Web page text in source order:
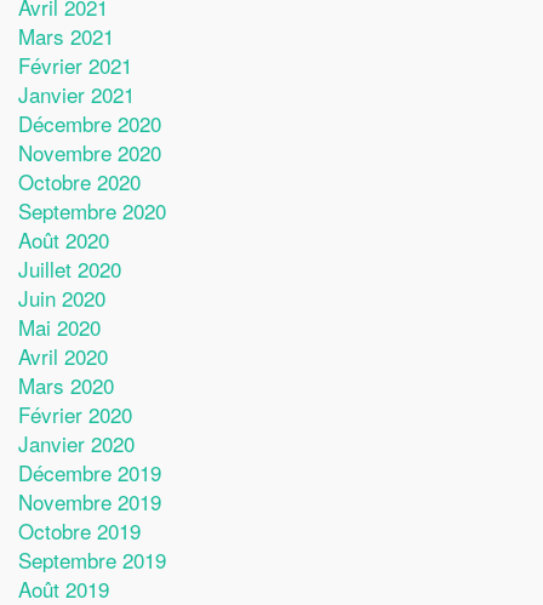
Avril 2021
Mars 2021
Février 2021
Janvier 2021
Décembre 2020
Novembre 2020
Octobre 2020
Septembre 2020
Août 2020
Juillet 2020
Juin 2020
Mai 2020
Avril 2020
Mars 2020
Février 2020
Janvier 2020
Décembre 2019
Novembre 2019
Octobre 2019
Septembre 2019
Août 2019